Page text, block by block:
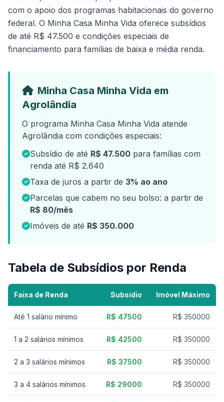
com o apoio dos programas habitacionais do governo
federal. O Minha Casa Minha Vida oferece subsídios
de até R$ 47.500 e condições especiais de
financiamento para famílias de baixa e média renda.
Minha Casa Minha Vida em
Agrolândia
O programa Minha Casa Minha Vida atende
Agrolândia com condições especiais:
Subsídio de até R$ 47.500 para famílias com
renda até R$ 2.640
Taxa de juros a partir de 3% ao ano
Parcelas que cabem no seu bolso: a partir de
R$ 80/mês
Imóveis de até R$ 350.000
Tabela de Subsídios por Renda
Faixa de Renda Subsídio Imóvel Máximo
Até 1 salário mínimo R$ 47500 R$ 350000
1 a 2 salários mínimos R$ 42500 R$ 350000
2 a 3 salários mínimos R$ 37500 R$ 350000
3 a 4 salários mínimos R$ 29000 R$ 350000